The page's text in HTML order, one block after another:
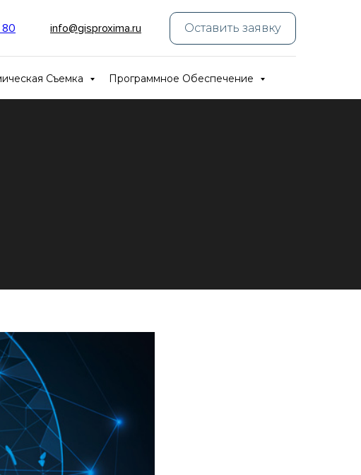
info@gisproxima.ru Оставить заявку
Съемка Программное Обеспечение